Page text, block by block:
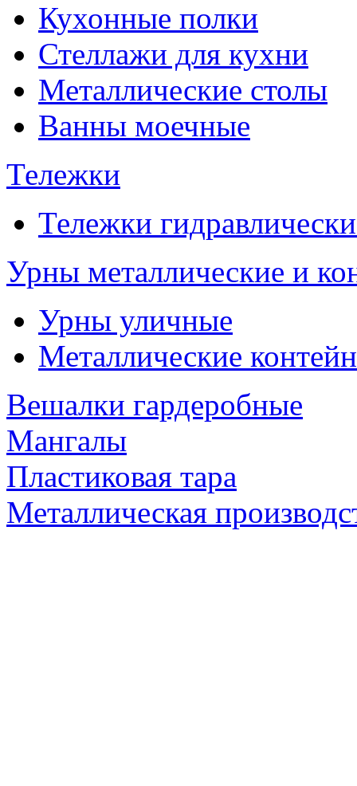
Кухонные полки
Стеллажи для кухни
Металлические столы
Ванны моечные
Тележки
Тележки
Урны металлические и
Урны уличные
Металлические
Вешалки гардеробные
Мангалы
Пластиковая тара
Металлическая